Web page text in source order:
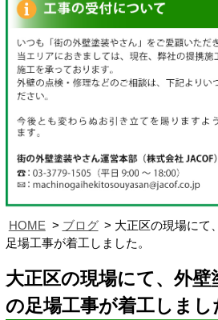
HOME ブログ
大正区の現場にて
足場工事が着工しました。
大正区の現場にて、外
の足場工事が着工しまし